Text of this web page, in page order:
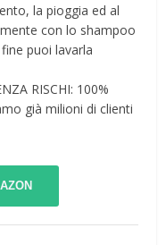
la pioggia ed al
con lo shampoo
puoi lavarla
RISCHI: 100%
già milioni di clienti